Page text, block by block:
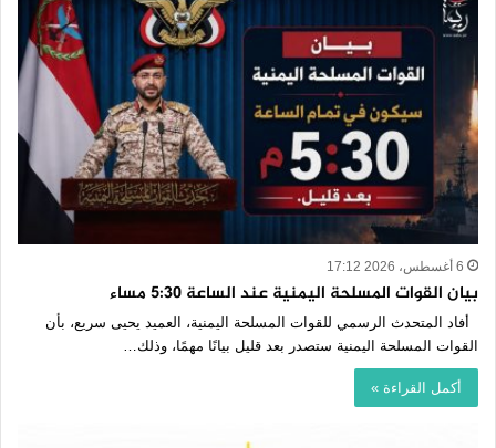
6 أغسطس، 2026 17:12
بيان القوات المسلحة اليمنية عند الساعة 5:30 مساء
أفاد المتحدث الرسمي للقوات المسلحة اليمنية، العميد يحيى سريع، بأن
القوات المسلحة اليمنية ستصدر بعد قليل بيانًا مهمًا، وذلك…
أكمل القراءة »